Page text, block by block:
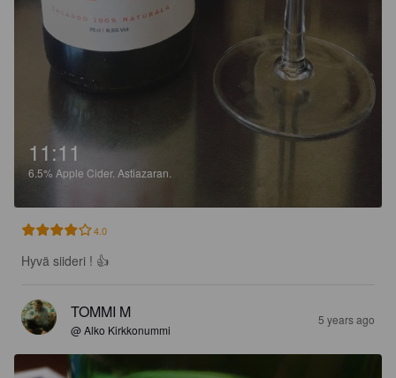
11:11
6.5% Apple Cider. Astiazaran.
4.0
Hyvä siideri ! 👍
TOMMI M
@ Alko Kirkkonummi
5 years ago